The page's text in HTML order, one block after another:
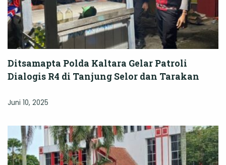
Ditsamapta Polda Kaltara Gelar Patroli
Dialogis R4 di Tanjung Selor dan Tarakan
Juni 10, 2025